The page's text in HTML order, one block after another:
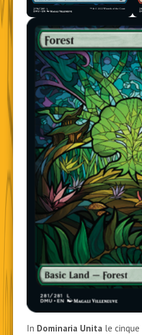
In Dominaria Unitale cinque